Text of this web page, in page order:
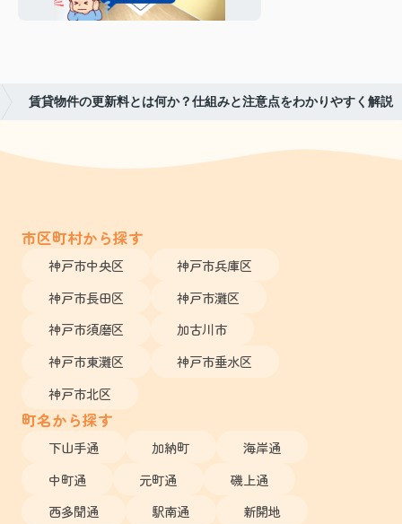
賃貸物件の更新料とは何か？仕組みと注意点をわかりやすく解説
市区町村から探す
神戸市中央区
神戸市兵庫区
神戸市長田区
神戸市灘区
神戸市須磨区
加古川市
神戸市東灘区
神戸市垂水区
神戸市北区
町名から探す
下山手通 加納町
海岸通
中町通
元町通
磯上通
西多聞通
駅南通
新開地